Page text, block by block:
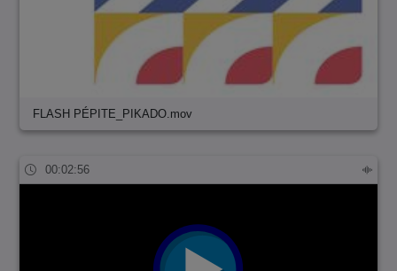
FLASH PÉPITE_PIKADO.mov
00:02:56